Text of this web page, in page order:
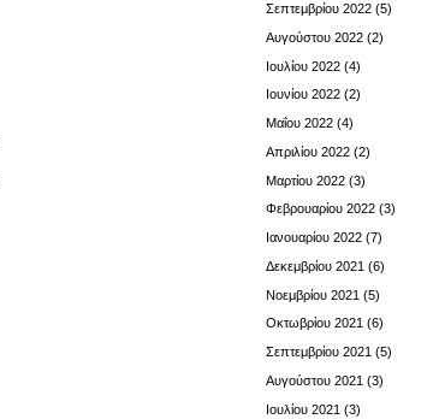
Σεπτεμβρίου 2022 (5)
Αυγούστου 2022 (2)
Ιουλίου 2022 (4)
Ιουνίου 2022 (2)
Μαΐου 2022 (4)
Απριλίου 2022 (2)
Μαρτίου 2022 (3)
Φεβρουαρίου 2022 (3)
Ιανουαρίου 2022 (7)
Δεκεμβρίου 2021 (6)
Νοεμβρίου 2021 (5)
Οκτωβρίου 2021 (6)
Σεπτεμβρίου 2021 (5)
Αυγούστου 2021 (3)
Ιουλίου 2021 (3)